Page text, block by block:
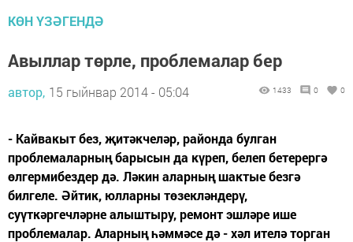
КӨН ҮЗӘГЕНДӘ
Авыллар төрле, проблемалар бер
автор, 15 гыйнвар 2014 - 05:04 1433 0 0
- Кайвакыт без, җитәкчеләр, районда булган
проблемаларның барысын да күреп, белеп бетерергә
өлгермибездер дә. Ләкин аларның шактые безгә
билгеле. Әйтик, юлларны төзекләндерү,
суүткәргечләрне алыштыру, ремонт эшләре ише
проблемалар. Аларның һәммәсе дә - хәл ителә торган